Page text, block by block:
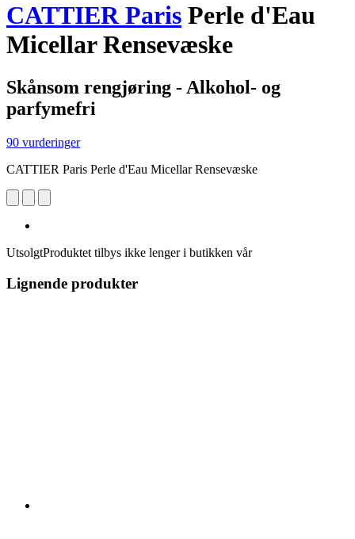
CATTIER Paris Perle d'Eau
Micellar Rensevæske
Skånsom rengjøring - Alkohol- og
parfymefri
90 vurderinger
CATTIER Paris Perle d'Eau Micellar Rensevæske
UtsolgtProduktet tilbys ikke lenger i butikken vår
Lignende produkter